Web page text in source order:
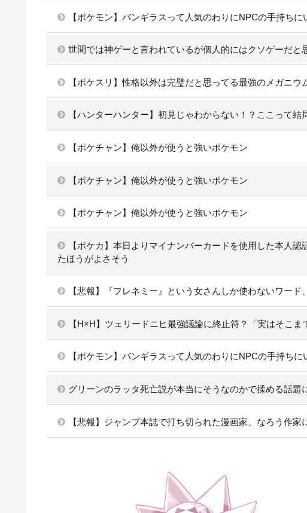
【ポケモン】バンギラスって人気のわりにNPCの手持ちに
世間では神ゲーと言われているが個人的にはクソゲーだと
【ポケスリ】性格以外は完璧だと思ってる最強のメガニウ
【ハンターハンター】初見じゃわからない！？ここって結
【ポケチャン】俺以外が使うと強いポケモン
【ポケチャン】俺以外が使うと強いポケモン
【ポケチャン】俺以外が使うと強いポケモン
【ポケカ】本日よりマイナンバーカードを使用した本人
たほうがよさそう
【悲報】『フレネミー』という女さんしか使わないワード
【H×H】ツェリードニヒ最強議論に終止符？「実はそこ
【ポケモン】バンギラスって人気のわりにNPCの手持ちに
グリーンのラッタ死亡説が本当にそうなのかで揉める話題
【悲報】ジャンプ本誌で打ち切られた漫画家、なろう作